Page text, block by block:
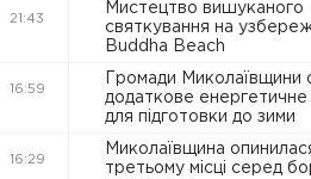
21:43
Мистецтво вишуканого
святкування на
Buddha Beach
16:59
Громади Миколаївщини
додаткове енергетичне
для підготовки до зими
16:29
Миколаївщина
третьому місці серед